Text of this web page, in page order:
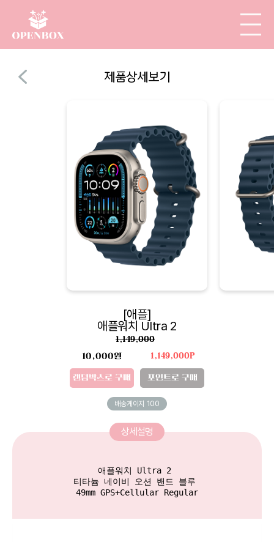
제품상세보기
[애플]
애플워치 Ultra 2
1,149,000
10,000원
랜덤박스로 구매
1,149,000P
포인트로 구매
배송게이지 100
상세설명
애플워치 Ultra 2
티타늄 네이비 오션 밴드 블루